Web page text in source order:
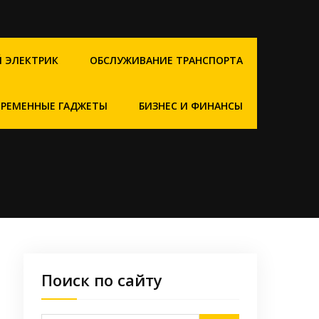
ОБСЛУЖИВАНИЕ ТРАНСПОРТА
ГАДЖЕТЫ БИЗНЕС И ФИНАНСЫ
Поиск по сайту